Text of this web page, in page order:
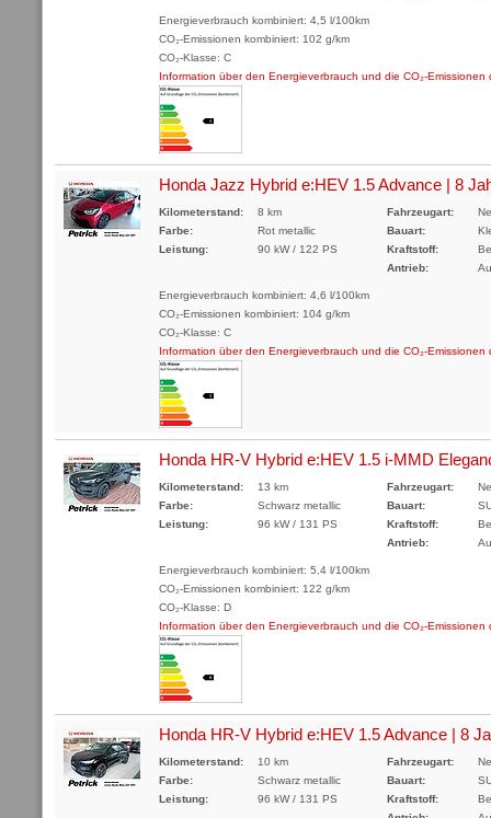
Energieverbrauch kombiniert: 4,5 l/100km
CO₂-Emissionen kombiniert: 102 g/km
CO₂-Klasse: C
Information über den Energieverbrauch und die CO₂-Emissionen
Honda Jazz Hybrid e:HEV 1.5 Advance | 8
Kilometerstand:
8 km
Farbe:
Rot metallic
Leistung:
90 kW / 122 PS
Fahrzeugart:
Bauart:
Kraftstoff:
Antrieb:
Energieverbrauch kombiniert: 4,6 l/100km
CO₂-Emissionen kombiniert: 104 g/km
CO₂-Klasse: C
Information über den Energieverbrauch und die CO₂-Emissionen
Honda HR-V Hybrid e:HEV 1.5 i-MMD
Kilometerstand:
13 km
Farbe:
Schwarz metallic
Leistung:
96 kW / 131 PS
Fahrzeugart:
Bauart:
Kraftstoff:
Antrieb:
Energieverbrauch kombiniert: 5,4 l/100km
CO₂-Emissionen kombiniert: 122 g/km
CO₂-Klasse: D
Information über den Energieverbrauch und die CO₂-Emissionen
Honda HR-V Hybrid e:HEV 1.5 Advance | 8
Kilometerstand:
10 km
Farbe:
Schwarz metallic
Leistung:
96 kW / 131 PS
Fahrzeugart:
Bauart:
Kraftstoff: